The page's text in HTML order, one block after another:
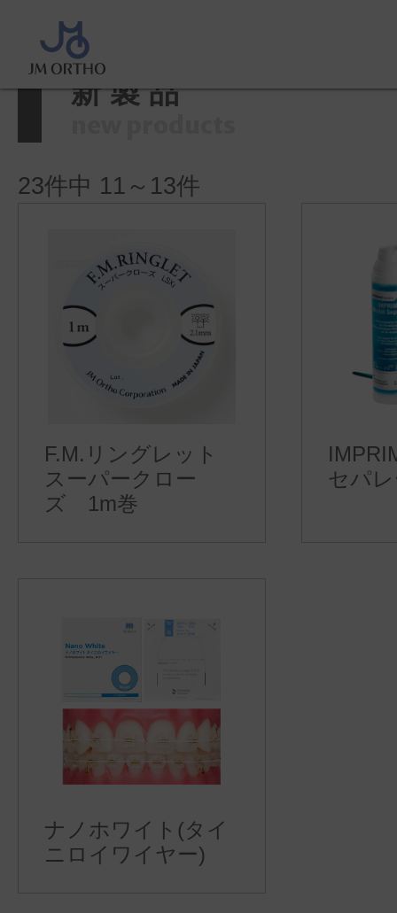
ホーム
新製品
23件中 11～13件
F.M.リングレット
スーパークロー
ズ 1m巻
セパ
ナノホワイト(タイ
ニロイワイヤー)